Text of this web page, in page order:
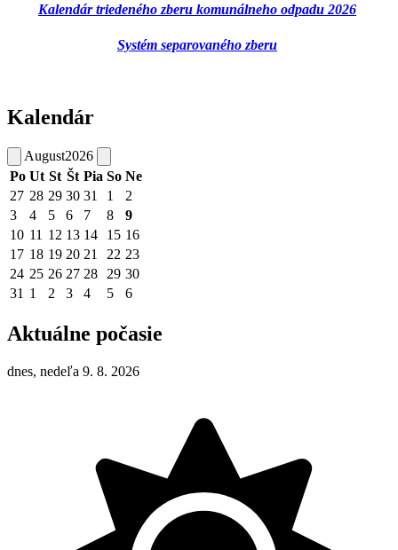
Kalendár triedeného zberu komunálneho odpadu 2026
Systém separovaného zberu
Kalendár
August2026
Po Ut St Št Pia So Ne
27 28 29 30 31 1
2
3
4 5 6 7 8
9
10 11 12 13 14 15 16
17 18 19 20 21 22 23
24 25 26 27 28 29 30
31 1 2 3 4 5 6
Aktuálne počasie
dnes, nedeľa 9. 8. 2026